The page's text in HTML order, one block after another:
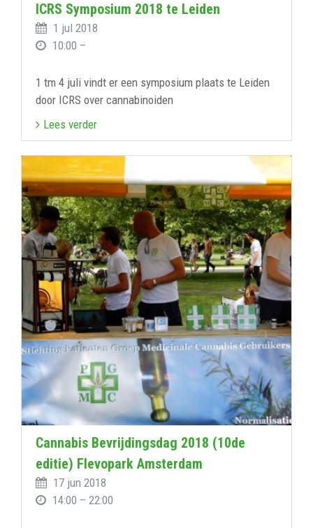
ICRS Symposium 2018 te Leiden
1 jul 2018
10:00 –
1 tm 4 juli vindt er een symposium plaats te Leiden
door ICRS over cannabinoiden
Lees verder
Cannabis Bevrijdingsdag 2018 (10de
editie) Flevopark Amsterdam
17 jun 2018
14:00 – 22:00